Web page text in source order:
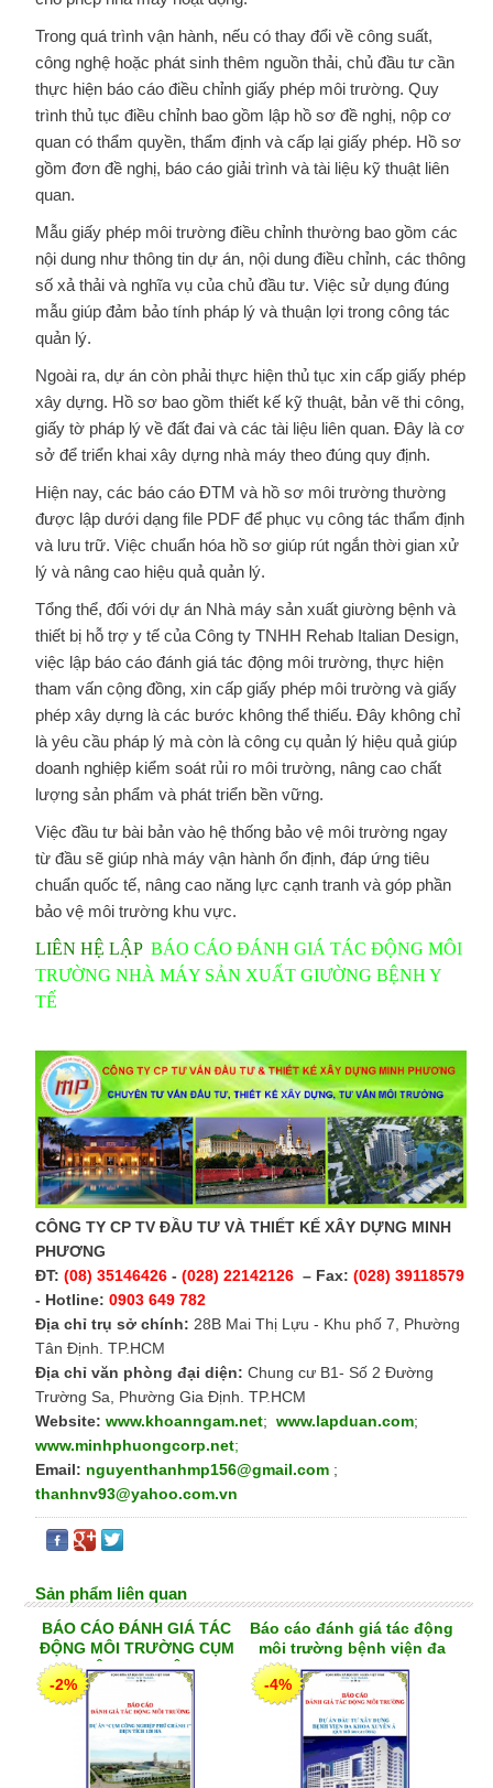
Trong quá trình vận hành, nếu có thay đổi về công suất,
công nghệ hoặc phát sinh thêm nguồn thải, chủ đầu tư cần
thực hiện báo cáo điều chỉnh giấy phép môi trường. Quy
trình thủ tục điều chỉnh bao gồm lập hồ sơ đề nghị, nộp cơ
quan có thẩm quyền, thẩm định và cấp lại giấy phép. Hồ sơ
gồm đơn đề nghị, báo cáo giải trình và tài liệu kỹ thuật liên
quan.
Mẫu giấy phép môi trường điều chỉnh thường bao gồm các
nội dung như thông tin dự án, nội dung điều chỉnh, các thông
số xả thải và nghĩa vụ của chủ đầu tư. Việc sử dụng đúng
mẫu giúp đảm bảo tính pháp lý và thuận lợi trong công tác
quản lý.
Ngoài ra, dự án còn phải thực hiện thủ tục xin cấp giấy phép
xây dựng. Hồ sơ bao gồm thiết kế kỹ thuật, bản vẽ thi công,
giấy tờ pháp lý về đất đai và các tài liệu liên quan. Đây là cơ
sở để triển khai xây dựng nhà máy theo đúng quy định.
Hiện nay, các báo cáo ĐTM và hồ sơ môi trường thường
được lập dưới dạng file PDF để phục vụ công tác thẩm định
và lưu trữ. Việc chuẩn hóa hồ sơ giúp rút ngắn thời gian xử
lý và nâng cao hiệu quả quản lý.
Tổng thể, đối với dự án Nhà máy sản xuất giường bệnh và
thiết bị hỗ trợ y tế của Công ty TNHH Rehab Italian Design,
việc lập báo cáo đánh giá tác động môi trường, thực hiện
tham vấn cộng đồng, xin cấp giấy phép môi trường và giấy
phép xây dựng là các bước không thể thiếu. Đây không chỉ
là yêu cầu pháp lý mà còn là công cụ quản lý hiệu quả giúp
doanh nghiệp kiểm soát rủi ro môi trường, nâng cao chất
lượng sản phẩm và phát triển bền vững.
Việc đầu tư bài bản vào hệ thống bảo vệ môi trường ngay
từ đầu sẽ giúp nhà máy vận hành ổn định, đáp ứng tiêu
chuẩn quốc tế, nâng cao năng lực cạnh tranh và góp phần
bảo vệ môi trường khu vực.
LIÊN HỆ LẬP BÁO CÁO ĐÁNH GIÁ TÁC ĐỘNG MÔI
TRƯỜNG NHÀ MÁY SẢN XUẤT GIƯỜNG BỆNH Y
TẾ
CÔNG TY CP TV ĐẦU TƯ VÀ THIẾT KẾ XÂY DỰNG MINH
PHƯƠNG
ĐT: (08) 35146426- (028) 22142126– Fax: (028) 39118579
- Hotline: 0903 649 782
Địa chỉ trụ sở chính: 28B Mai Thị Lựu - Khu phố 7, Phường
Tân Định. TP.HCM
Địa chỉ văn phòng đại diện: Chung cư B1- Số 2 Đường
Trường Sa, Phường Gia Định. TP.HCM
Website: www.khoanngam.net; www.lapduan.com;
www.minhphuongcorp.net;
Email: nguyenthanhmp156@gmail.com;
thanhnv93@yahoo.com.vn
Sản phẩm liên quan
BÁO CÁO ĐÁNH GIÁ TÁC
ĐỘNG MÔI TRƯỜNG CỤM
CÔNG NGHIỆP
-2%
Báo cáo đánh giá tác động
môi trường bệnh viện đa
khoa xuyên á
-4%